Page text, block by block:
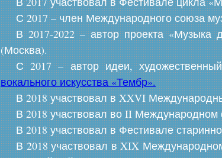
С 2017 – член Международного союза
В 2017-2022 – автор проекта «Музыка
(Москва).
С 2017 – автор идеи,
вокального искусства «Тембр».
В 2018 участвовал в XXVI
В 2018 участвовал во II
В 2018 участвовал в Фестивале
В 2018 участвовал в XIX